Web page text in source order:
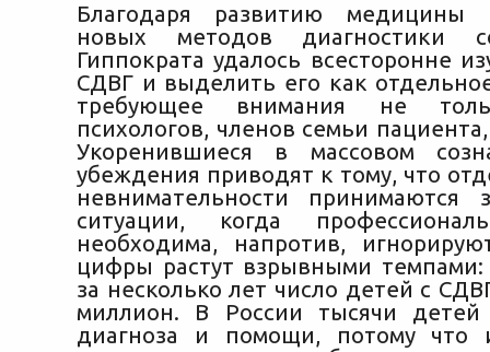
Благодаря развитию медицины
новых методов диагностики
Гиппократа удалось всесторонне
СДВГ и выделить его как
требующее внимания не
психологов, членов семьи
Укоренившиеся в массовом
убеждения приводят к тому, что
невнимательности принимаются
ситуации, когда
необходима, напротив,
цифры растут взрывными
за несколько лет число детей с
миллион. В России тысячи детей
диагноза и помощи, потому что